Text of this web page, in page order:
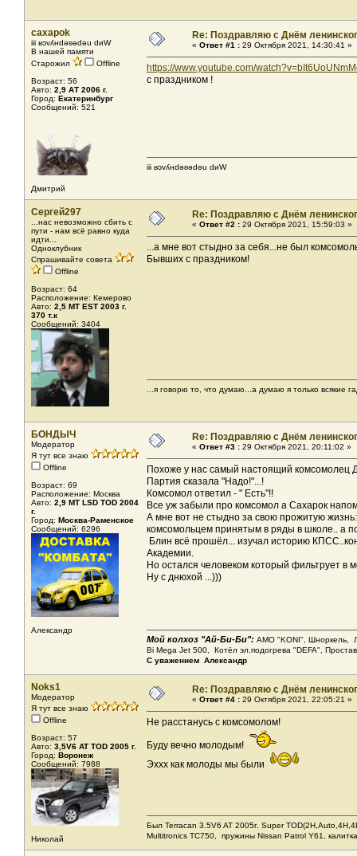
caxapok
iii ʁɔvʎнdǝʚǝdǝu dиW
В нашей памяти
Старожил
Offline
Возраст: 56
Авто: 2,9 АТ 2006 г.
Город: Екатеринбург
Сообщений: 521
Дмитрий
Re: Поздравляю с Днём
« Ответ #1 : 29 Октября 2021, 14:30:41 »
https://www.youtube.com/
с праздником !
iii ʁɔvʎнdǝʚǝdǝu dиW
Сергей297
...нас невозможно сбить с
пути - нам всё равно куда
идти...
Одноклубник
Спрашивайте совета
Offline
Возраст: 64
Расположение: Кемерово
Авто: 2,5 МТ EST 2003 г.
370 т.к
Сообщений: 3404
Re: Поздравляю с Днём
« Ответ #2 : 29 Октября 2021, 15:59:03 »
...а мне вот стыдно за себя...не был
Бывших с праздником!
...я говорю то, что думаю...а думаю я только всякие
БОНДЫЧ
Модератор
Я тут все знаю
Offline
Возраст: 69
Расположение: Москва
Авто: 2,9 МТ LSD ТОD 2004
г.
Город: Москва-Раменское
Сообщений: 6296
Александр
Re: Поздравляю с Днём
« Ответ #3 : 29 Октября 2021, 20:11:02 »
Похоже у нас самый настоящий комсомолец
Партия сказала "Надо!"...!
Комсомол ответил - " Есть"!!
Все уж забыли про комсомол а Сахарок
А мне вот не стыдно за свою прожитую
комсомольцем принятым в ряды в школе.. а
Блин всё прошёл... изучал историю
Академии.
Но остался человеком который фильтрует в
Ну с днюхой ...)))
Мой колхоз "Ай-Би-Би": АМО "KONI", Шноркель,
Bi Mega Jet 500, Котёл эл.подогрева "DEFA",
С уважением Александр
Noks1
Модератор
Я тут все знаю
Offline
Возраст: 57
Авто: 3,5V6 AT TOD 2005 г.
Город: Воронеж
Сообщений: 7988
Николай
Re: Поздравляю с Днём
« Ответ #4 : 29 Октября 2021, 22:05:21 »
Не расстанусь с комсомолом!
Буду вечно молодым!
Эххх как молоды мы были
Был Terracan 3.5V6 AT 2005г. Super
Мultitronics TC750, пружины Nissan Patrol Y61, калитка